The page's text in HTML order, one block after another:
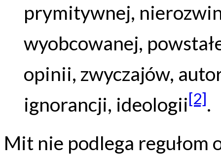
prymitywnej,
wyobcowanej,
opinii, zwyczajów,
ignorancji, ideologii[2].
Mit nie podlega regułom